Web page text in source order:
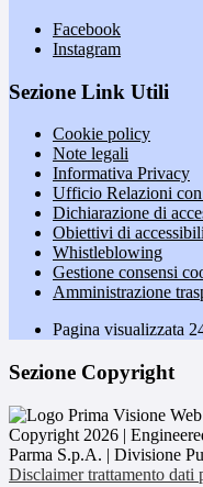
Facebook
Instagram
Sezione Link Utili
Cookie policy
Note legali
Informativa Privacy
Ufficio Relazioni
Dichiarazione di
Obiettivi di
Whistleblowing
Gestione consensi
Amministrazione
Pagina visualizzata
Sezione Copyright
Copyright 2026 |
Parma S.p.A. | Divisione
Disclaimer trattamento dati